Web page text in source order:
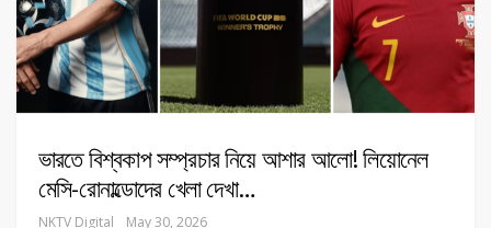
ভারতে বিশ্বকাপ সম্প্রচার নিয়ে আশার আলো! লিয়োনেল
মেসি-রোনাল্ডোদের খেলা দেখা…
NKTV Digital May 30, 2026